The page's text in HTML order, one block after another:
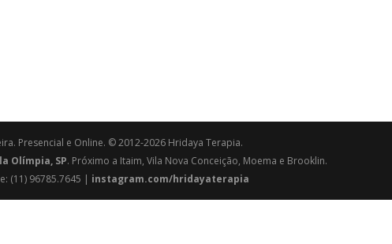
Presencial e Online. © 2012-2026 Hridaya Terapia.
Olímpia, SP. Próximo a Itaim, Vila Nova Conceição, Moema e Brooklin.
(11) 96785.7645 | instagram.com/hridayaterapia